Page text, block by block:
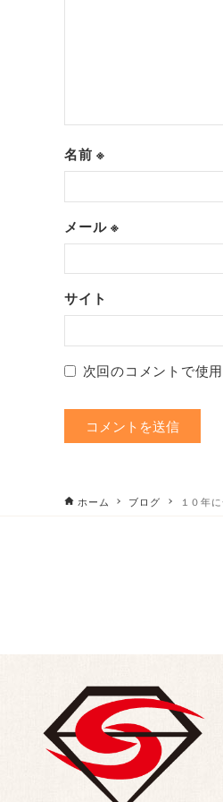
名前※
メール※
サイト
次回のコメントで使
ホーム ブログ １０年